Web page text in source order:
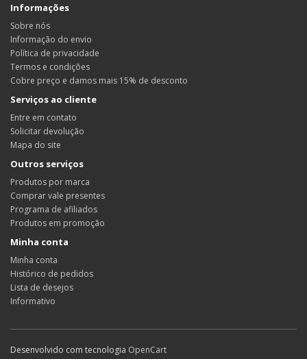
Informações
Sobre nós
Informação do envio
Política de privacidade
Termos e condições
Cobre preço e damos mais 15% de desconto
Serviços ao cliente
Entre em contato
Solicitar devolução
Mapa do site
Outros serviços
Produtos por marca
Comprar vale presentes
Programa de afiliados
Produtos em promoção
Minha conta
Minha conta
Histórico de pedidos
Lista de desejos
Informativo
Desenvolvido com tecnologia OpenCart